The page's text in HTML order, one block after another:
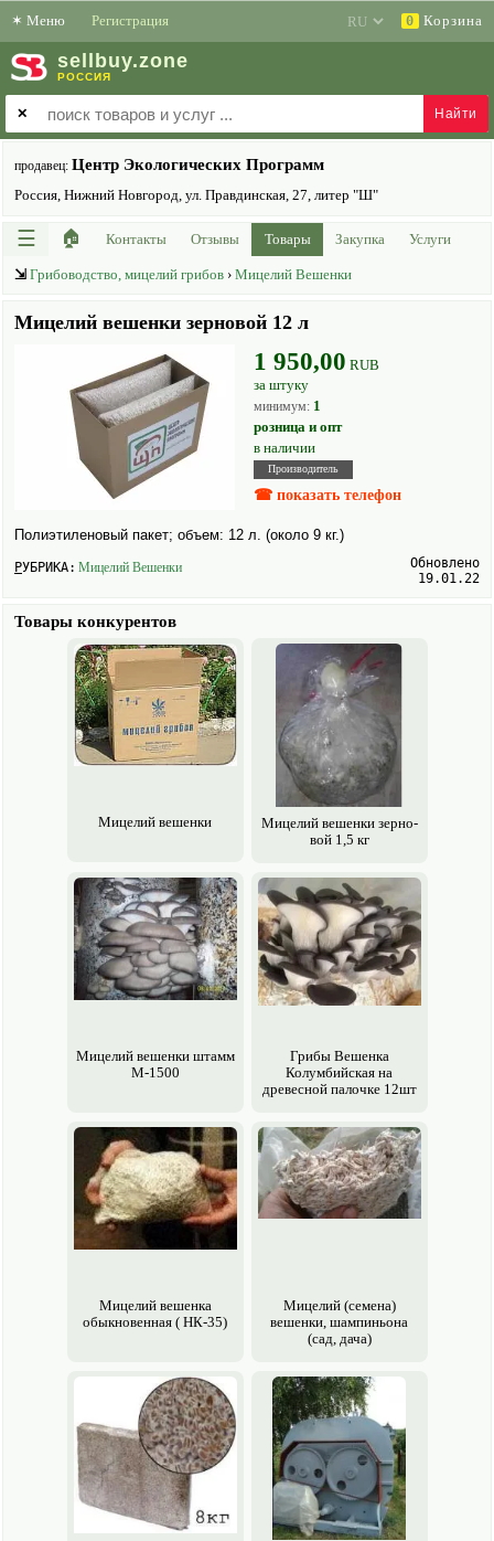
✶ Меню Регистрация 0 Корзина
sell buy.zone
РОССИЯ
✕
продавец: Центр Экологических Программ
Россия, Нижний Новгород, ул. Правдинская, 27, литер "Ш"
☰ 🏠 Контакты Отзывы Товары Закупка Услуги
⇲ Грибоводство, мицелий грибов › Мицелий Вешенки
Мицелий вешенки зерновой 12 л
1 950,00 RUB
за штуку
минимум: 1
розница и опт
в наличии
Производитель
☎ показать телефон
Полиэтиленовый пакет; объем: 12 л. (около 9 кг.)
РУБРИКА: Мицелий Вешенки
Обновлено
19.01.22
Товары конкурентов
Мицелий вешенки
Мицелий вешенки зерно­
вой 1,5 кг
Мицелий вешенки штамм
М-1500
Грибы Вешенка
Колумбийская на
древесной палочке 12шт
Мицелий вешенка
обыкновенная ( НК-35)
Мицелий (семена)
вешенки, шампиньона
(сад, дача)